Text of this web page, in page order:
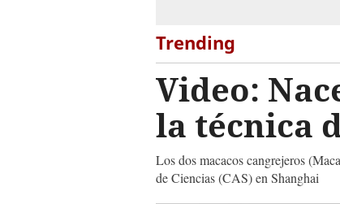
Trending
Video:
la técnica
Los dos macacos cangrejeros
de Ciencias (CAS) en Shanghai